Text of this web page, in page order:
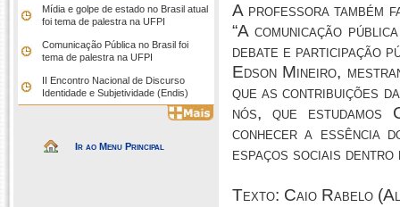
Mídia e golpe de estado no Brasil atual
foi tema de palestra na UFPI
Comunicação Pública no Brasil foi
tema de palestra na UFPI
II Encontro Nacional de Discurso
Identidade e Subjetividade (Endis)
Ir ao Menu Principal
A professora também
“A comunicação
debate e participação
Edson Mineiro,
que as contribuições
nós, que estudamos
conhecer a essência
espaços sociais dentro
Texto: Caio Rabelo